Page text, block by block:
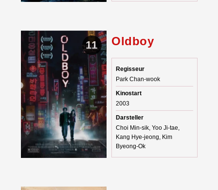
11 Oldboy
Regisseur
Park Chan-wook
Kinostart
2003
Darsteller
Choi Min-sik, Yoo Ji-tae,
Kang Hye-jeong, Kim
Byeong-Ok